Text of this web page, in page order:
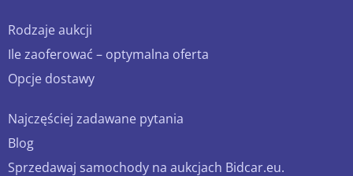
Rodzaje aukcji
Ile zaoferować – optymalna oferta
Opcje dostawy
Najczęściej zadawane pytania
Blog
Sprzedawaj samochody na aukcjach Bidcar.eu.